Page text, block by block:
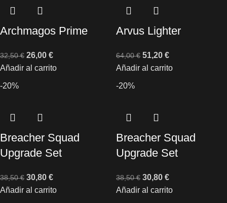
Archmagos Prime
32,50€ 26,00 €
Añadir al carrito
Arvus Lighter
64,00€ 51,20 €
Añadir al carrito
-20%
Breacher Squad
Upgrade Set
38,50€ 30,80 €
Añadir al carrito
-20%
Breacher Squad
Upgrade Set
38,50€ 30,80 €
Añadir al carrito